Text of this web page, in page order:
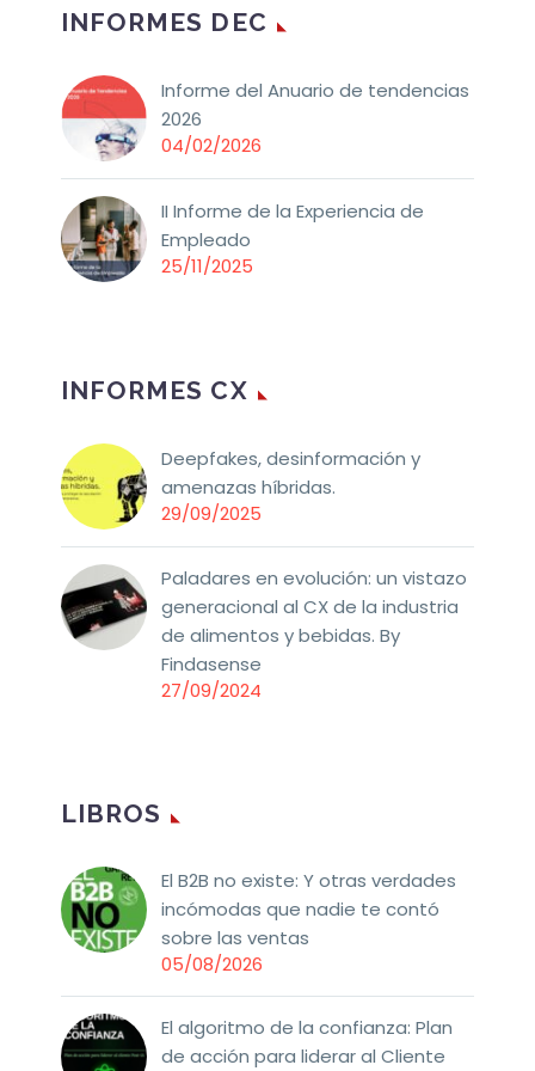
INFORMES DEC
Informe del Anuario de tendencias
2026
04/02/2026
II Informe de la Experiencia de
Empleado
25/11/2025
INFORMES CX
Deepfakes, desinformación y
amenazas híbridas.
29/09/2025
Paladares en evolución: un vistazo
generacional al CX de la industria
de alimentos y bebidas. By
Findasense
27/09/2024
LIBROS
El B2B no existe: Y otras verdades
incómodas que nadie te contó
sobre las ventas
05/08/2026
El algoritmo de la confianza: Plan
de acción para liderar al Cliente